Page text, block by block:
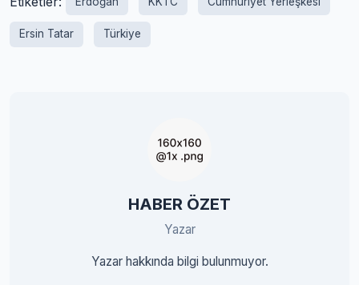
Ersin Tatar Türkiye
HABER ÖZET
Yazar
Yazar hakkında bilgi bulunmuyor.